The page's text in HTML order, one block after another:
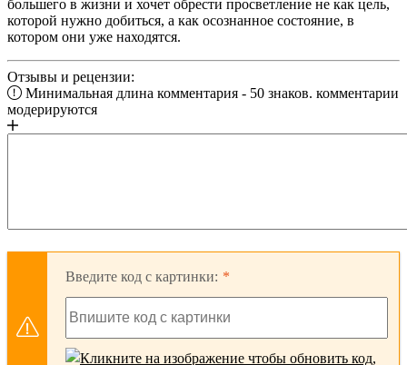
большего в жизни и хочет обрести просветление не как цель,
которой нужно добиться, а как осознанное состояние, в
котором они уже находятся.
Отзывы и рецензии:
Минимальная длина комментария - 50 знаков. комментарии
модерируются
Введите код с картинки: